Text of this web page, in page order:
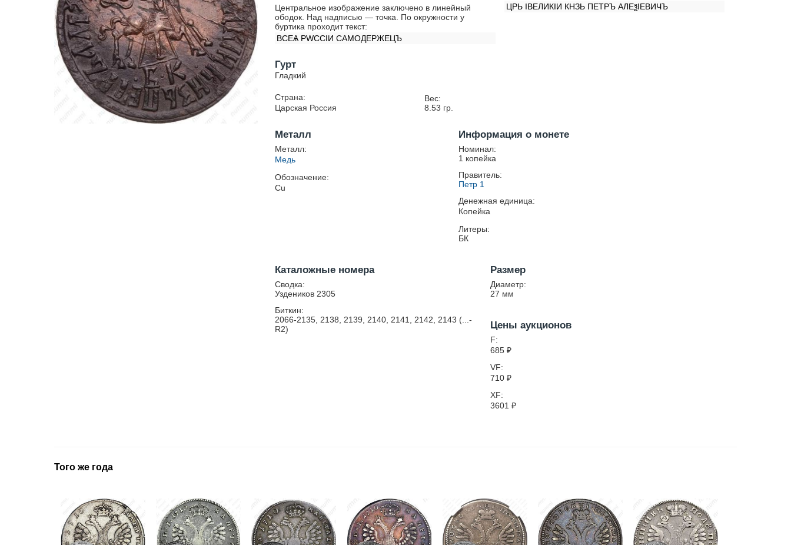
Центральное изображение заключено в линейный
ободок. Над надписью — точка. По окружности у
буртика проходит текст:
ВСЕѦ РWССIИ САМОДЕРЖЕЦЪ
ЦРЬ IВЕЛИКIИ КНЗЬ ПЕТРЪ АЛЕѯIЕВИЧЪ
Гурт
Гладкий
Страна:
Царская Россия
Вес:
8.53 гр.
Металл
Металл:
Медь
Обозначение:
Cu
Информация о монете
Номинал:
1 копейка
Правитель:
Петр 1
Денежная единица:
Копейка
Литеры:
БК
Каталожные номера
Сводка:
Уздеников 2305
Биткин:
2066-2135, 2138, 2139, 2140, 2141, 2142, 2143 (...-
R2)
Размер
Диаметр:
27 мм
Цены аукционов
F:
685 ₽
VF:
710 ₽
XF:
3601 ₽
Того же года